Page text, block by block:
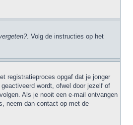
. Volg de instructies op het
registratieproces opgaf dat je jonger
wordt, ofwel door jezelf of
Als je nooit een e-mail ontvangen
neem dan contact op met de